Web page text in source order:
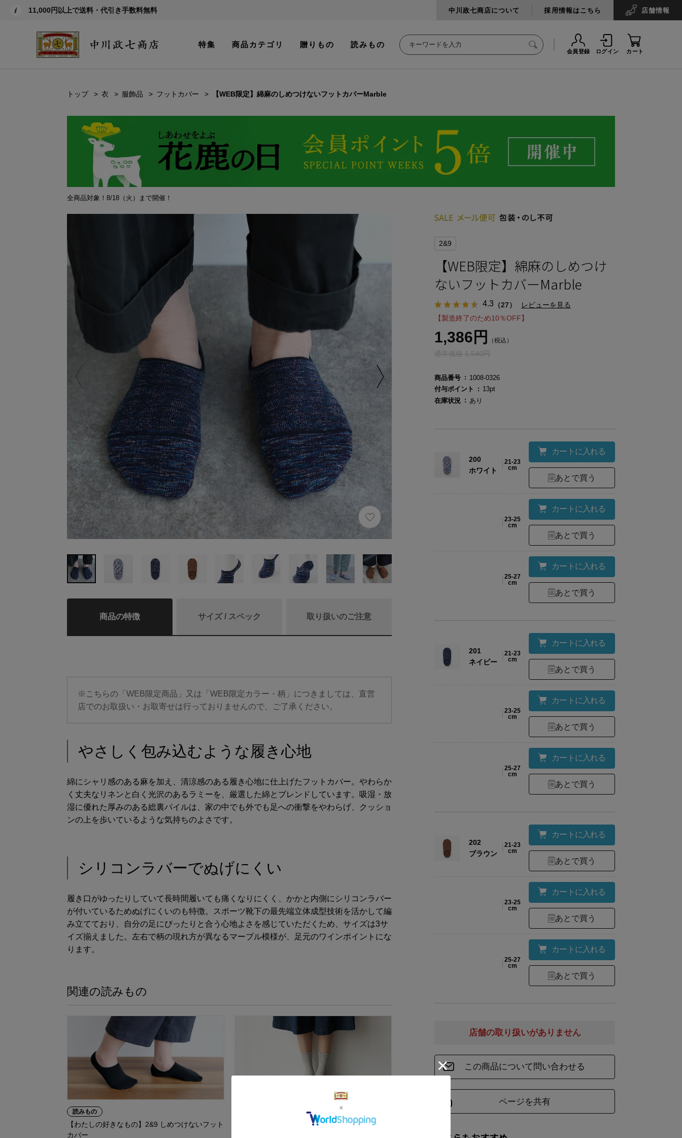
11,000円以上で送料・代引き手数料無料 中川政七商店について 採用情報はこちら 店舗情報
特集 商品カテゴリ 贈りもの 読みもの
会員登録 ログイン カート
トップ 衣 服飾品 フットカバー 【WEB限定】綿麻のしめつけないフットカバーMarble
全商品対象！8/18（火）まで開催！
商品の特徴 サイズ / スペック 取り扱いのご注意
※こちらの「WEB限定商品」又は「WEB限定カラー・柄」につきましては、直営
店でのお取扱い・お取寄せは行っておりませんので、ご了承ください。
やさしく包み込むような履き心地
綿にシャリ感のある麻を加え、清涼感のある履き心地に仕上げたフットカバー。やわらか
く丈夫なリネンと白く光沢のあるラミーを、厳選した綿とブレンドしています。吸湿・放
湿に優れた厚みのある総裏パイルは、家の中でも外でも足への衝撃をやわらげ、クッショ
ンの上を歩いているような気持ちのよさです。
シリコンラバーでぬげにくい
履き口がゆったりしていて長時間履いても痛くなりにくく、かかと内側にシリコンラバー
が付いているためぬげにくいのも特徴。スポーツ靴下の最先端立体成型技術を活かして編
み立てており、自分の足にぴったりと合う心地よさを感じていただくため、サイズは3サ
イズ揃えました。左右で柄の現れ方が異なるマーブル模様が、足元のワインポイントにな
ります。
関連の読みもの
読みもの
【わたしの好きなもの】2&9 しめつけないフット
カバー
中川政七商店のものづくり実況レポート。実は日
アクリル45％・綿29%・麻12％・ポリエステル
ロン3％・ポリウレタン1％
右足土踏まず部分に2&9のロゴマーク入り／かか
止め付き/裏総パイル
23～25
19
2&9
【WEB限定】綿麻のしめつけ
ないフットカバーMarble
4.3 （27）
レビューを見る
【製造終了のため10％OFF】
1,386円 （税込）
通常価格 1,540円
商品番号
1008-0326
付与ポイント
13pt
在庫状況
あり
200
ホワイト
21-23
cm
カートに入れる
あとで買う
23-25
cm
カートに入れる
あとで買う
25-27
cm
カートに入れる
あとで買う
201
ネイビー
21-23
cm
カートに入れる
あとで買う
23-25
cm
カートに入れる
あとで買う
25-27
cm
カートに入れる
あとで買う
202
ブラウン
21-23
cm
カートに入れる
あとで買う
23-25
cm
カートに入れる
あとで買う
25-27
cm
カートに入れる
あとで買う
この商品について問い合わせる
ページを共有
店舗の取り扱いがありません